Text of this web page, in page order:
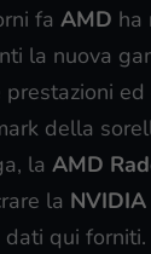
fa AMD ha
la nuova
della
la AMD
la
qui forniti.